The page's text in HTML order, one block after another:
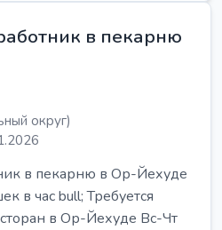
в пекарню
округ)
в пекарню в Ор-Йехуде
в час bull; Требуется
в Ор-Йехуде Вс-Чт